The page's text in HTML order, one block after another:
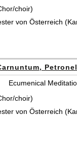
choir)
von Österreich
Ecumenical
choir)
von Österreich